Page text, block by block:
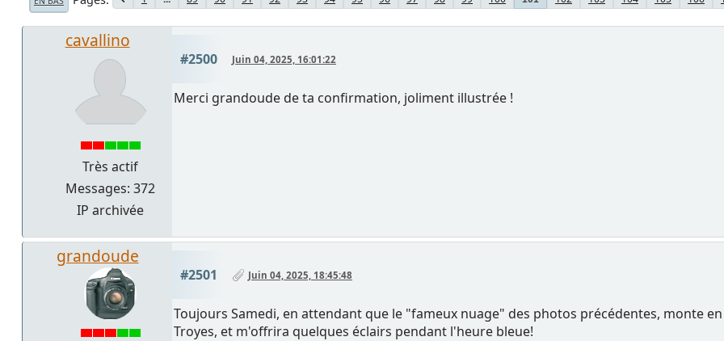
cavallino
Très actif
Messages: 372
IP archivée
#2500 Juin 04, 2025, 16:01:22
Merci grandoude de ta confirmation, joliment illustrée !
grandoude
#2501 Juin 04, 2025, 18:45:48
Toujours Samedi, en attendant que le "fameux nuage" des photos précédentes, monte
Troyes, et m'offrira quelques éclairs pendant l'heure bleue!